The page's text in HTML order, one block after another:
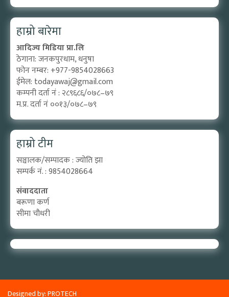
हाम्रो बारेमा
आदिज्य मिडिया प्रा.लि
ठेगाना: जनकपुरधाम, धनुषा
फोन नम्बर: +977-9854028663
ईमेल: todayawaj@gmail.com
कम्पनी दर्ता नं : २८९६८६/०७८–७९
म.प्र. दर्ता नं ००१३/०७८–७९
हाम्रो टीम
सञ्चालक/सम्पादक : ज्योति झा
सम्पर्क नं. : 9854028664
संवाददाता
बरूणा कर्ण
सीमा चौधरी
Designed by:PROTECH